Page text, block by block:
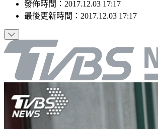
最後更新時間：2017.12.03 17:17